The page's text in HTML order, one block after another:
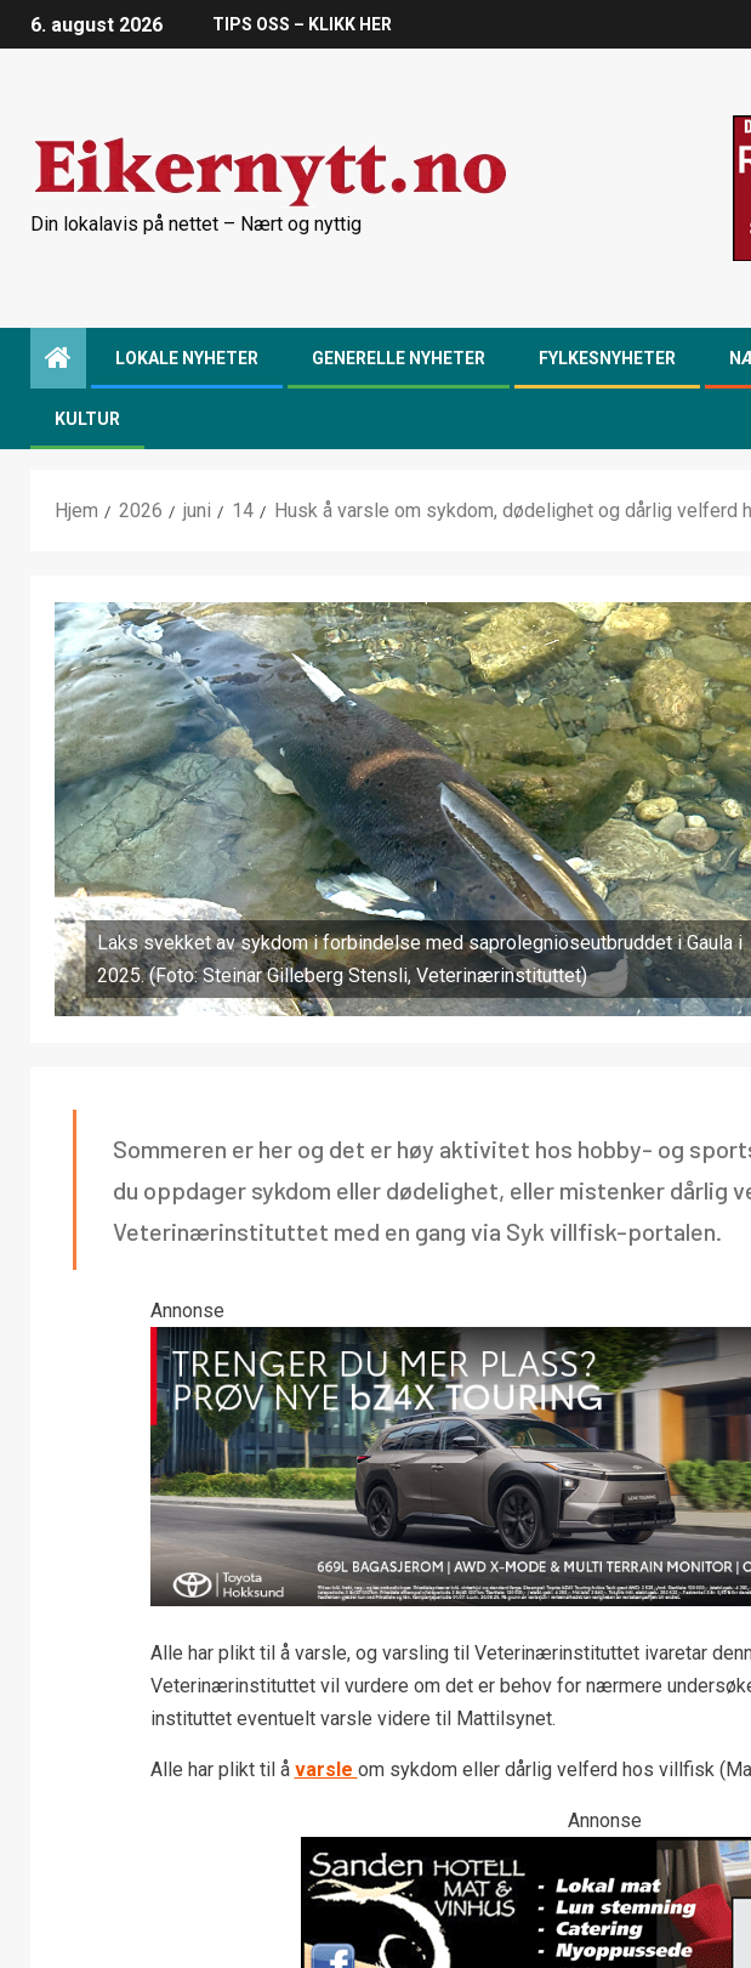
6. august 2026 TIPS OSS – KLIKK HER
Din lokalavis på nettet – Nært og nyttig
LOKALE NYHETER GENERELLE NYHETER FYLKESNYHETER
KULTUR
Hjem 2026 juni 14 Husk å varsle om sykdom, dødelighet og dårlig velferd
Laks svekket av sykdom i forbindelse med saprolegnioseutbruddet i Gaula i
2025. (Foto: Steinar Gilleberg Stensli, Veterinærinstituttet)
Sommeren er her og det er høy aktivitet hos hobby- og
du oppdager sykdom eller dødelighet, eller mistenker dårlig
Veterinærinstituttet med en gang via Syk villfisk-portalen.
Annonse
Alle har plikt til å varsle, og varsling til Veterinærinstituttet ivaretar
Veterinærinstituttet vil vurdere om det er behov for nærmere
instituttet eventuelt varsle videre til Mattilsynet.
Alle har plikt til å varsle om sykdom eller dårlig velferd hos villfisk
Annonse